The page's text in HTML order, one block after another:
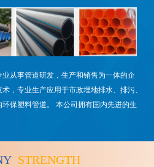
从事管道研发，生产和销售为一体的企
，专业生产应用于市政埋地排水、排污、
保塑料管道。 本公司拥有国内先进的生
STRENGTH